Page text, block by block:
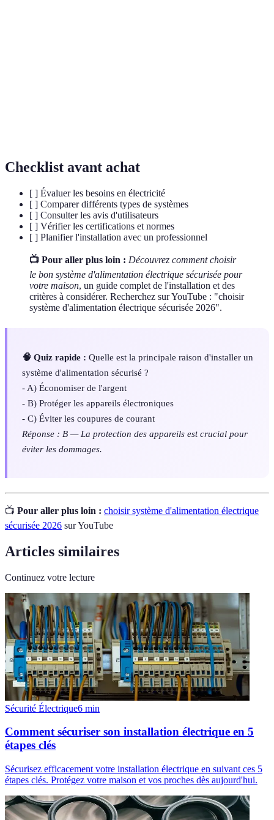
Checklist avant achat
[ ] Évaluer les besoins en électricité
[ ] Comparer différents types de systèmes
[ ] Consulter les avis d'utilisateurs
[ ] Vérifier les certifications et normes
[ ] Planifier l'installation avec un professionnel
📺 Pour aller plus loin : Découvrez comment choisir
le bon système d'alimentation électrique sécurisée pour
votre maison, un guide complet de l'installation et des
critères à considérer. Recherchez sur YouTube : "choisir
système d'alimentation électrique sécurisée 2026".
🧠 Quiz rapide : Quelle est la principale raison d'installer un
système d'alimentation sécurisé ?
- A) Économiser de l'argent
- B) Protéger les appareils électroniques
- C) Éviter les coupures de courant
Réponse : B — La protection des appareils est crucial pour
éviter les dommages.
📺 Pour aller plus loin : choisir système d'alimentation électrique
sécurisée 2026 sur YouTube
Articles similaires
Continuez votre lecture
Sécurité Électrique6 min
Comment sécuriser son installation électrique en 5
étapes clés
Sécurisez efficacement votre installation électrique en suivant ces 5
étapes clés. Protégez votre maison et vos proches dès aujourd'hui.